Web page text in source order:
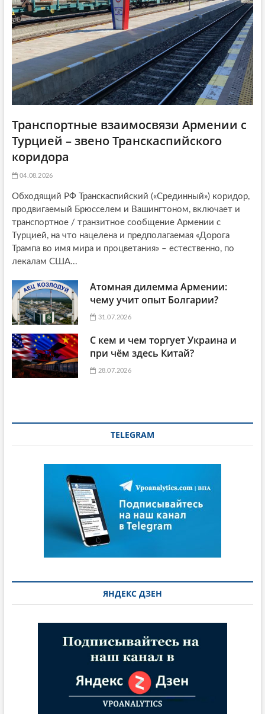
o
n
Транспортные взаимосвязи Армении с
Турцией – звено Транскаспийского
коридора
04.08.2026
Обходящий РФ Транскаспийский («Срединный») коридор,
продвигаемый Брюсселем и Вашингтоном, включает и
транспортное / транзитное сообщение Армении с
Турцией, на что нацелена и предполагаемая «Дорога
Трампа во имя мира и процветания» – естественно, по
лекалам США...
Атомная дилемма Армении:
чему учит опыт Болгарии?
31.07.2026
С кем и чем торгует Украина и
при чём здесь Китай?
28.07.2026
TELEGRAM
ЯНДЕКС ДЗЕН